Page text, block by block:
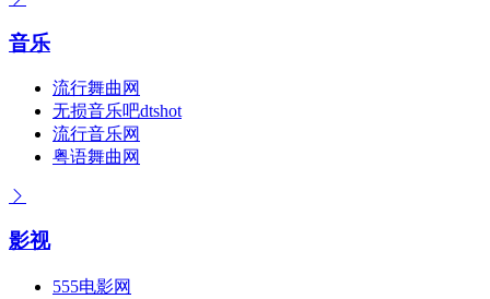
音乐
流行舞曲网
无损音乐吧dtshot
流行音乐网
粤语舞曲网
影视
555电影网